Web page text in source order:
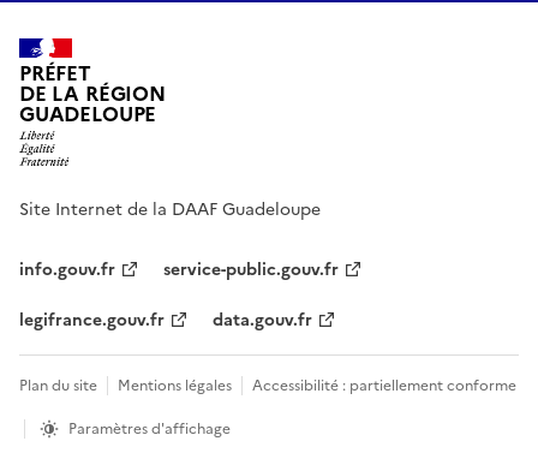
PRÉFET
DE LA RÉGION
GUADELOUPE
Site Internet de la DAAF Guadeloupe
info.gouv.fr
service-public.gouv.fr
legifrance.gouv.fr
data.gouv.fr
Plan du site Mentions légales
Accessibilité : partiellement conforme
Paramètres d'affichage